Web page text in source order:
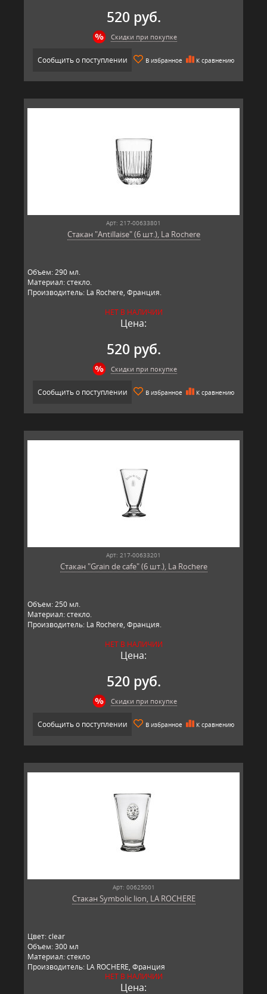
520 руб.
Скидки при покупке
Сообщить о поступлении В избранное К сравнению
Арт: 217-00633801
Стакан "Antillaise" (6 шт.), La Rochere
Объем: 290 мл.
Материал: стекло.
Производитель: La Rochere, Франция.
НЕТ В НАЛИЧИИ
Цена:
520 руб.
Скидки при покупке
Сообщить о поступлении В избранное К сравнению
Арт: 217-00633201
Стакан "Grain de cafe" (6 шт.), La Rochere
Объем: 250 мл.
Материал: стекло.
Производитель: La Rochere, Франция.
НЕТ В НАЛИЧИИ
Цена:
520 руб.
Скидки при покупке
Сообщить о поступлении В избранное К сравнению
Арт: 00625001
Стакан Symbolic lion, LA ROCHERE
Цвет: clear
Объем: 300 мл
Материал: стекло
Производитель: LA ROCHERE, Франция
НЕТ В НАЛИЧИИ
Цена: